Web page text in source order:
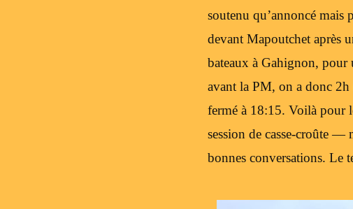
soutenu qu’annoncé mais
devant Mapoutchet après
bateaux à Gahignon,
avant la PM, on a donc 2h
fermé à 18:15. Voilà pour
session de casse-croûte —
bonnes conversations. Le